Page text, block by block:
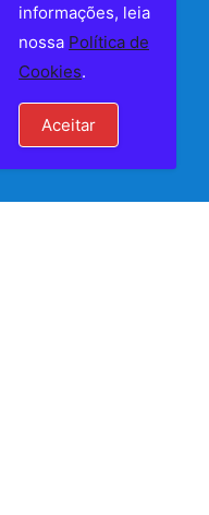
informações, leia
nossa Política de
Cookies.
Aceitar